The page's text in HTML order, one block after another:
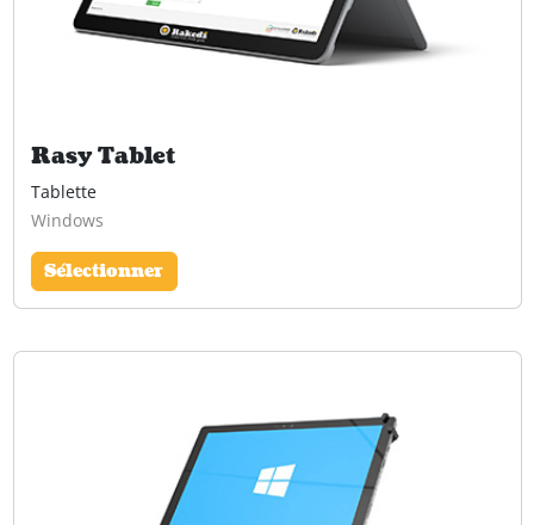
Rasy Tablet
Tablette
Windows
Sélectionner